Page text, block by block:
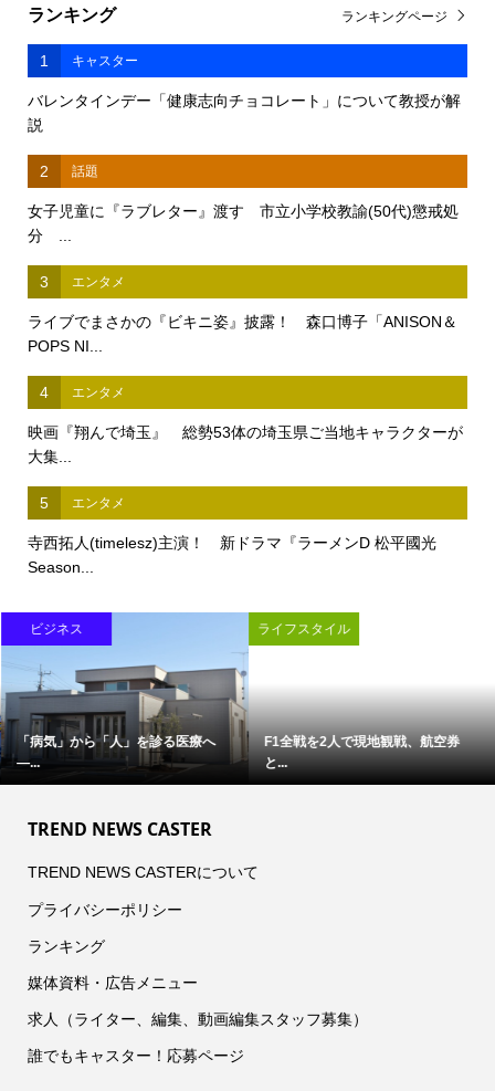
ランキング
1 キャスター
バレンタインデー「健康志向チョコレート」について教授が解
説
2 話題
女子児童に『ラブレター』渡す 市立小学校教諭(50代)懲戒処
分 ...
3 エンタメ
ライブでまさかの『ビキニ姿』披露！ 森口博子「ANISON＆
POPS NI...
4 エンタメ
映画『翔んで埼玉』 総勢53体の埼玉県ご当地キャラクターが
大集...
5 エンタメ
寺西拓人(timelesz)主演！ 新ドラマ『ラーメンD 松平國光
Season...
ランキングページ
ビジネス
「病気」から「人」を診る医療へ
―...
ライフスタイル
F1全戦を2人で現地観戦、航空券
と...
TREND NEWS CASTER
TREND NEWS CASTERについて
プライバシーポリシー
ランキング
媒体資料・広告メニュー
求人（ライター、編集、動画編集スタッフ募集）
誰でもキャスター！応募ページ